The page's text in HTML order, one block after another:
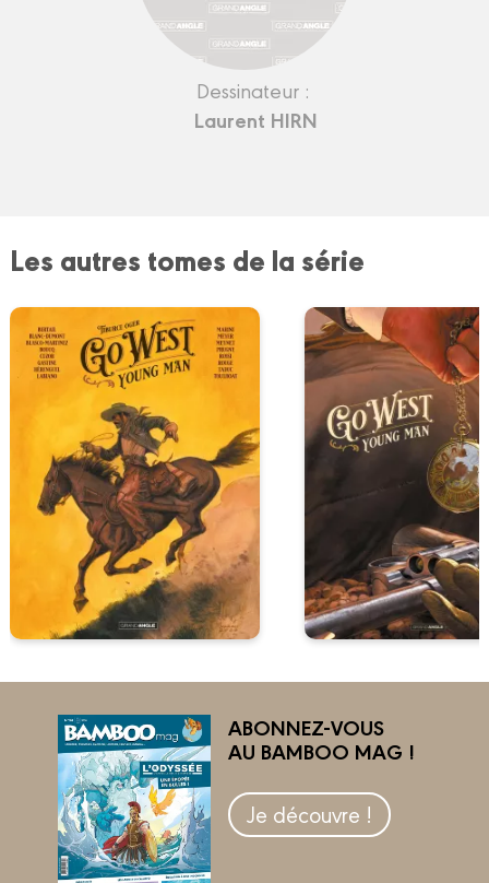
Dessinateur :
Laurent HIRN
Les autres tomes de la série
ABONNEZ-VOUS
AU BAMBOO MAG !
Je découvre !